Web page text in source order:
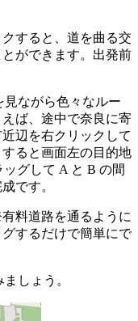
すると、道を曲る交
ができます。出発前
見ながら色々なルー
ば、途中で奈良に寄
辺を右クリックして
ると画面左の目的地
グして A と B の間
です。
料道路を通るように
するだけで簡単にで
しょう。